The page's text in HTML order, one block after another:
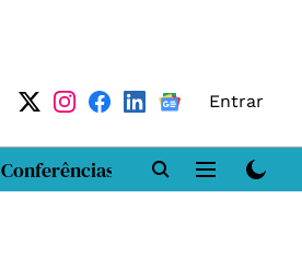
Entrar
Conferências DN LAB